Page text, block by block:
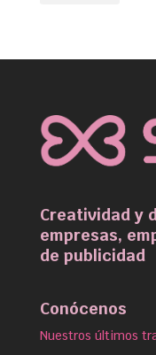
Creatividad y
empresas,
de publicidad
Conócenos
Nuestros últimos